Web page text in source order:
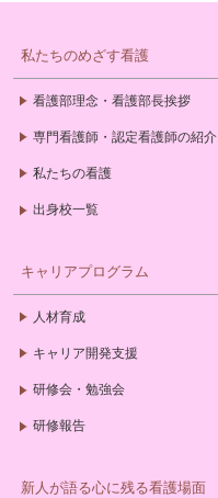
私たちのめざす看護
看護部理念・看護部長挨拶
専門看護師・認定看護師の紹介
私たちの看護
出身校一覧
キャリアプログラム
人材育成
キャリア開発支援
研修会・勉強会
研修報告
新人が語る心に残る看護場面